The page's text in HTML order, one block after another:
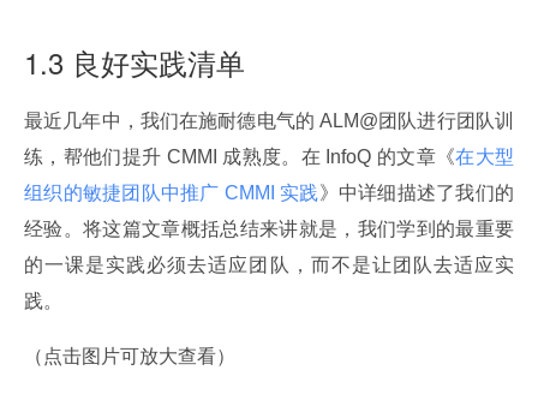
1.3 良好实践清单
最近几年中，我们在施耐德电气的 ALM@团队进行团队训
练，帮他们提升 CMMI 成熟度。在 InfoQ 的文章《在大型
组织的敏捷团队中推广 CMMI 实践》中详细描述了我们的
经验。将这篇文章概括总结来讲就是，我们学到的最重要
的一课是实践必须去适应团队，而不是让团队去适应实
践。
（点击图片可放大查看）